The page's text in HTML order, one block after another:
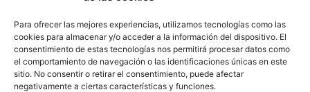
Para ofrecer las mejores experiencias, utilizamos tecnologías como las
cookies para almacenar y/o acceder a la información del dispositivo. El
consentimiento de estas tecnologías nos permitirá procesar datos como
el comportamiento de navegación o las identificaciones únicas en este
sitio. No consentir o retirar el consentimiento, puede afectar
negativamente a ciertas características y funciones.
Aviso Legal
Privacidad
Cookies
Innovación
Calidad y medio ambiente